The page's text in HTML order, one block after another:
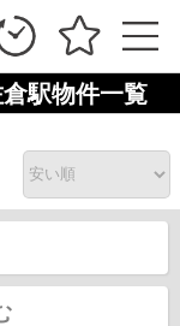
駅物件一覧